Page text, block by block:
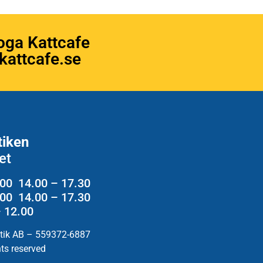
Kattcafe
14.00 – 17.30
14.00 – 17.30
12.00
AB – 559372-6887
reserved